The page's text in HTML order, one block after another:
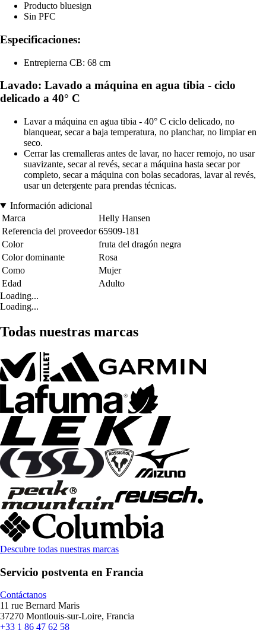
Producto bluesign
Sin PFC
Especificaciones:
Entrepierna CB: 68 cm
Lavado: Lavado a máquina en agua tibia - ciclo
delicado a 40° C
Lavar a máquina en agua tibia - 40° C ciclo delicado, no
blanquear, secar a baja temperatura, no planchar, no limpiar en
seco.
Cerrar las cremalleras antes de lavar, no hacer remojo, no usar
suavizante, secar al revés, secar a máquina hasta secar por
completo, secar a máquina con bolas secadoras, lavar al revés,
usar un detergente para prendas técnicas.
Información adicional
Marca
Helly Hansen
Referencia del proveedor 65909-181
Color
fruta del dragón negra
Color dominante
Rosa
Como
Mujer
Edad
Adulto
Loading...
Loading...
Todas nuestras marcas
Descubre todas nuestras marcas
Servicio postventa en Francia
Contáctanos
11 rue Bernard Maris
37270 Montlouis-sur-Loire, Francia
+33 1 86 47 62 58